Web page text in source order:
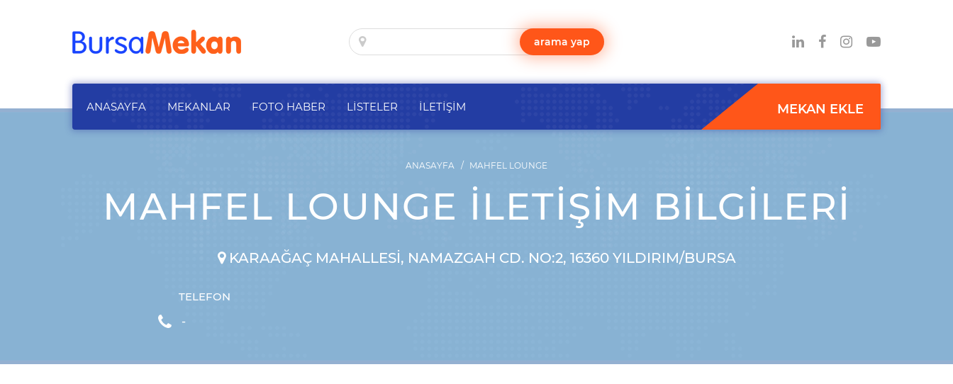
arama yap
ANASAYFA MEKANLAR FOTO HABER LİSTELER İLETİŞİM MEKAN EKLE
ANASAYFA MAHFEL LOUNGE
MAHFEL LOUNGE İLETIŞIM BILGILERI
KARAAĞAÇ MAHALLESI, NAMAZGAH CD. NO:2, 16360 YILDIRIM/BURSA
TELEFON
-